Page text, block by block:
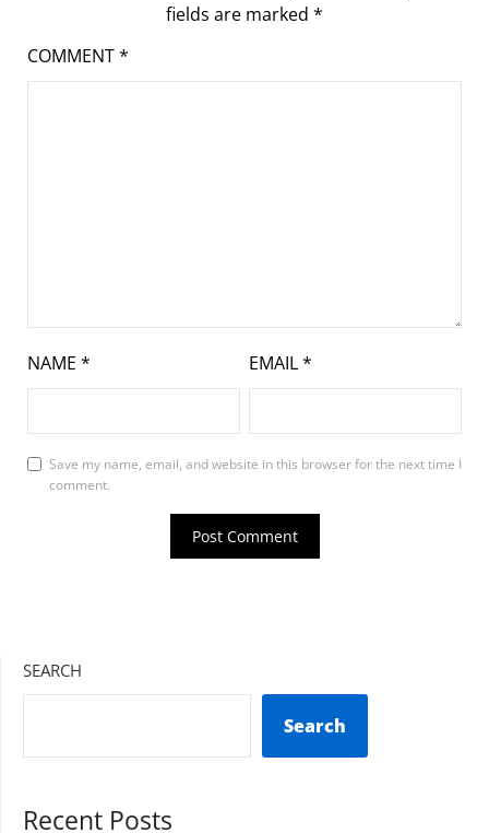
fields are marked *
COMMENT*
NAME * EMAIL*
Save my name, email, and website in this browser for the next time I
comment.
SEARCH
Search
Recent Posts